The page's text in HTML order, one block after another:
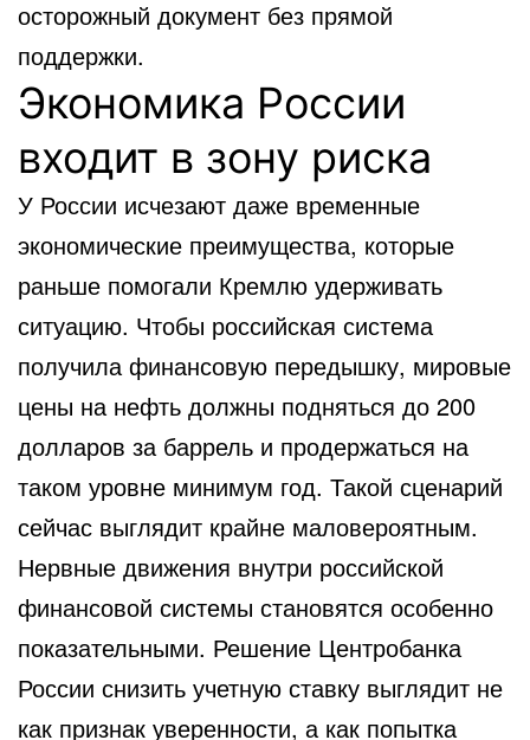
осторожный документ без прямой
поддержки.
Экономика России
входит в зону риска
У России исчезают даже временные
экономические преимущества, которые
раньше помогали Кремлю удерживать
ситуацию. Чтобы российская система
получила финансовую передышку, мировые
цены на нефть должны подняться до 200
долларов за баррель и продержаться на
таком уровне минимум год. Такой сценарий
сейчас выглядит крайне маловероятным.
Нервные движения внутри российской
финансовой системы становятся особенно
показательными. Решение Центробанка
России снизить учетную ставку выглядит не
как признак уверенности, а как попытка